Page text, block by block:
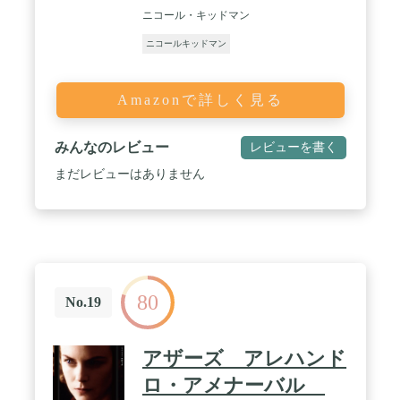
ニコール・キッドマン
ニコールキッドマン
Amazonで詳しく見る
みんなのレビュー レビューを書く
まだレビューはありません
No.19 80
アザーズ アレハンド
ロ・アメナーバル